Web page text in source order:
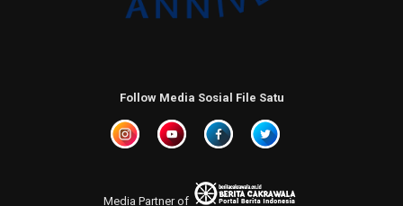
Follow Media Sosial File Satu
Media Partner of